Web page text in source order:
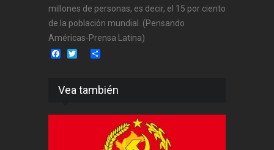
millones de personas, es decir, el 15 por ciento
de la población mundial. (Pensando
Américas-Prensa Latina)
Facebook
Twitter
Vea también